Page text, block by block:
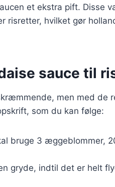
et ekstra pift. Disse
risretter, hvilket gør
sauce til
men med de
som du kan følge:
bruge 3 æggeblommer,
gryde, indtil det er helt